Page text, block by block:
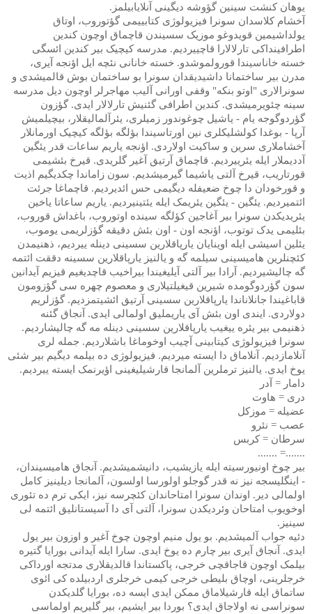
یوهان کنشت سینین گؤوشه دیگینی آنلایابیلمز.
آخشام کلاسدان سونرا فیزیولوژی کتابییمی گؤتوروب، اوتاق
یولداشیمین قویدوغو موزیک سسیندن قاچماق اوچون کندین
اطرافینداکی تارلالارا قاچییردیم. مدرسه کیچیک بیر کندین ائسگی
خسته خاناسیندا قورولموشدو. خسته خانانی نئچه ایل اؤنجه آیری،
مدرن بیر ساختمانا داشیدیقدان سونرا بو ساختمان بوش قالمیشدی و
سونرالاری "اوتو بنکه" وقفی اورانی آلیب مهاجرلر اوچون دیل مدرسه
سینه چئویرمیشدی. کندین اطرافی گئنیش تارلالار ایدی. گؤزون
گؤردوگوجه یام - یاشیل چوغوندور زمیلری، یئرآلمالیقلار، بیچیلمیش
آرپا - بوغدا کولشلیکلری نین اورتاسیندا بؤلگه بؤلگه کیچیک اورمانلار
آخشاملاری سرین و ساکیت اولاردی. اؤنجه یاریم ساعات قدر یئگین
آددیملار ایله یئرییردیم. قاچماق آرتیق آغیر گلریدی. قیرخ بئشیمی
قورتاریب، قیرخ آلتی یاشیما گیرمیشدیم. سون زاماندا چکدیگیم اذیت
و قورخودان دا چوخ ضعیفله دیگیمی حس ائدیردیم. قاچماغا جرئت
ائتمیردیم. یئگین - یئگین یئریمک ایله یئتینیردیم. یاریم ساعاتا یاخین
یئریدیکدن سونرا بیر آغاجین کؤلگه سینده اوتوروب، باغداش قوروب،
بئلیمی یدک توتوب، اؤنجه اون - اون بئش دقیقه گؤزلریمی یوموب،
یئلین اسیشی ایله اوینایان یارپاقلارین سسینی دینله ییردیم، ذهنیمدن
کئچنلرین هامیسینی سیلمه گه و یالنیز یارپاقلارین سسینه دققت ائتمه
گه چالیشیردیم. آرادا بیر آلتی آیلیغیندا بیراخیب قاچدیغیم قیزیم آیدانین
سون گؤردوگومده شیرین قیغیلتیلاری و معصوم چهره سی گؤزومون
قاباغیندا جانلاناندا یارپاقلارین سسینی آرتیق ائشیتمزدیم. گؤزلریم
دولاردی. ایندی اون بئش آی یاریملیق اولمالی ایدی. آنجاق گئنه
ذهنیمی بیر یئره ییغیب یارپاقلارین سسینی دینله مه گه چالیشاردیم.
سونرا فیزیولوژی کیتابینی آچیب اوخوماغا باشلاردیم. جمله لری
آنلامازدیم. آنلاماق دا ایسته میردیم. فیزیولوژی ده بیلمه دیگیم بیر شئی
یوخ ایدی. یالنیز ترملرین آلمانجا قارشیلیغینی اؤیرنمک ایسته ییردیم.
دامار = آدر
دری = هاوت
عضیله = موزکل
عصب = نئرو
سرطان = کربس
.......= .......
بیر چوخ اونیورسیته ایله یازیشیب، دانیشمیشدیم. آنجاق هامیسیندان،
- اینگلیسجه نیز نه قدر گوجلو اولورسا اولسون، آلمانجا دیلینیز کامل
اولمالی دیر. اوندان سونرا امتاحاندان کئچرسه نیز، ایکی ترم ده تئوری
اوخویوب امتاحان وئردیکدن سونرا، آلتی آی دا آسیستانلیق ائتمه لی
سینیز.
دئیه جواب آلمیشدیم. بو یول منیم اوچون چوخ آغیر و اوزون بیر یول
ایدی. آنجاق آیری بیر چارم ده یوخ ایدی. سارا ایله آیدانی بورایا گتیره
بیلمک اوچون قاجاقچی خرجی، پاکستاندا قالدیقلاری مدتجه اورداکی
خرجلرینی، اوچاق بلیطی خرجی کیمی خرجلری اردبیلده کی ائوی
ساتماق ایله قارشیلاماق ممکن ایدی ایسه ده، بورایا گلدیکدن
سونراسی نه اولاجاق ایدی؟ بوردا بیر ایشیم، بیر گلیریم اولماسی